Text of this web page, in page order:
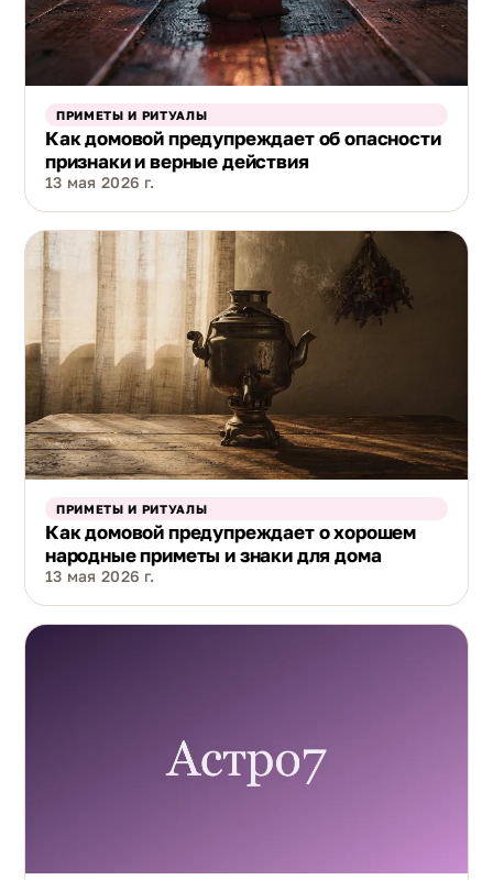
ПРИМЕТЫ И РИТУАЛЫ
Как домовой предупреждает об опасности
признаки и верные действия
13 мая 2026 г.
ПРИМЕТЫ И РИТУАЛЫ
Как домовой предупреждает о хорошем
народные приметы и знаки для дома
13 мая 2026 г.